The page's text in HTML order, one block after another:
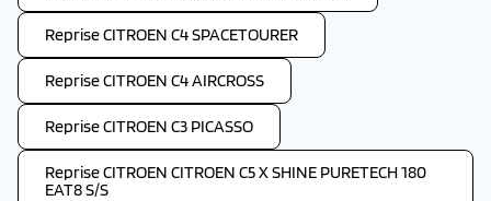
Reprise CITROEN C4 SPACETOURER
Reprise CITROEN C4 AIRCROSS
Reprise CITROEN C3 PICASSO
Reprise CITROEN CITROEN C5 X SHINE PURETECH 180
EAT8 S/S